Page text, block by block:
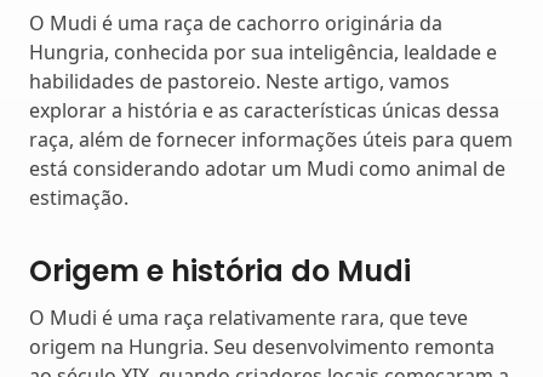
O Mudi é uma raça de cachorro originária da
Hungria, conhecida por sua inteligência, lealdade e
habilidades de pastoreio. Neste artigo, vamos
explorar a história e as características únicas dessa
raça, além de fornecer informações úteis para quem
está considerando adotar um Mudi como animal de
estimação.
Origem e história do Mudi
O Mudi é uma raça relativamente rara, que teve
origem na Hungria. Seu desenvolvimento remonta